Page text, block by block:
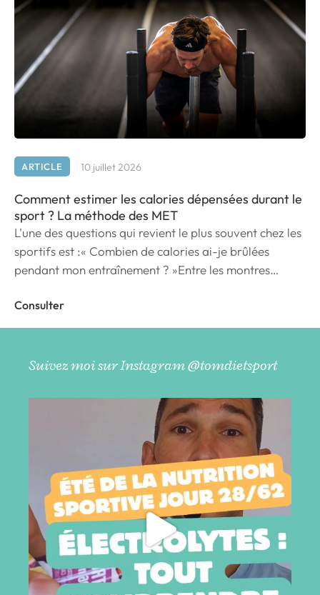
ARTICLE 10 juillet 2026
Comment estimer les calories dépensées durant le
sport ? La méthode des MET
L'une des questions qui revient le plus souvent chez les
sportifs est :« Combien de calories ai-je brûlées
pendant mon entraînement ? »Entre les montres
calculateurs disponibles sur internet, les estimations
varient parfois de plusieurs centaines de calories pour
sport et en physiologie de l'exercice, il existe une
énergétique d'une activité : les MET.Qu'est-ce qu'un
MET ?MET signifie Metabolic Equivalent of Task, que
l'on peut traduire par équivalent métabolique d'une
activité.Il s'agit d'une unité qui permet de comparer le
coût énergétique des différentes activités physiques.1
MET correspond à la dépense énergétique de
l'organisme au repos.Sur le plan physiologique, cette
valeur est définie comme une consommation
d'oxygène de 3,5 mL d'oxygène par kilogramme de
poids corporel et par minute (3,5 mL O₂/kg/min).En
pratique, cette valeur est très proche de :1 MET ≈ 1
Consulter
Suivez moi sur Instagram @tomdietsport